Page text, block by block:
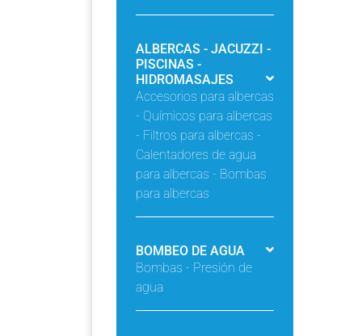
ALBERCAS - JACUZZI -
PISCINAS -
HIDROMASAJES
Accesorios para albercas
- Químicos para albercas
- Filtros para albercas -
Calentadores de agua
para albercas - Bombas
para albercas
BOMBEO DE AGUA
Bombas - Presión de
agua